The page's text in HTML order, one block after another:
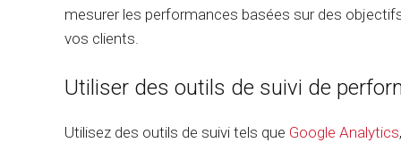
mesurer les performances basées sur des
vos clients.
Utiliser des outils de suivi de
Utilisez des outils de suivi tels que Google Analytics